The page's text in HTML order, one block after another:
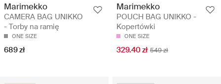
Marimekko
CAMERA BAG UNIKKO
- Torby na ramię
ONE SIZE
689 zł
Marimekko
POUCH BAG UNIKKO -
Kopertówki
ONE SIZE
329.40 zł 549 zł